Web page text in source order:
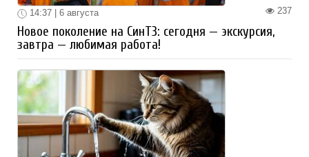
237
14:37 | 6 августа
Новое поколение на СинТЗ: сегодня — экскурсия,
завтра — любимая работа!